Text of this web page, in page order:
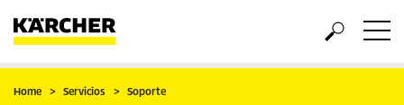
Home Servicios Soporte